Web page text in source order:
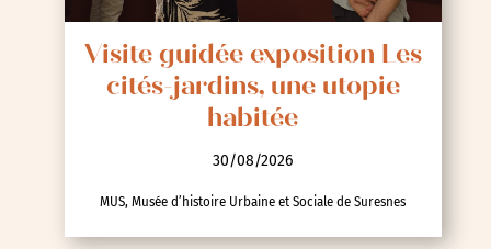
Visite guidée exposition Les
cités-jardins, une utopie
habitée
30/08/2026
MUS, Musée d’histoire Urbaine et Sociale de Suresnes